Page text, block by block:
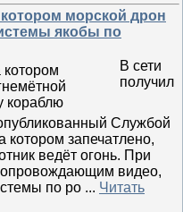
морской дрон
якобы по
В сети
получил
Службой
запечатлено,
ведёт огонь. При
видео,
по ро ... Читать